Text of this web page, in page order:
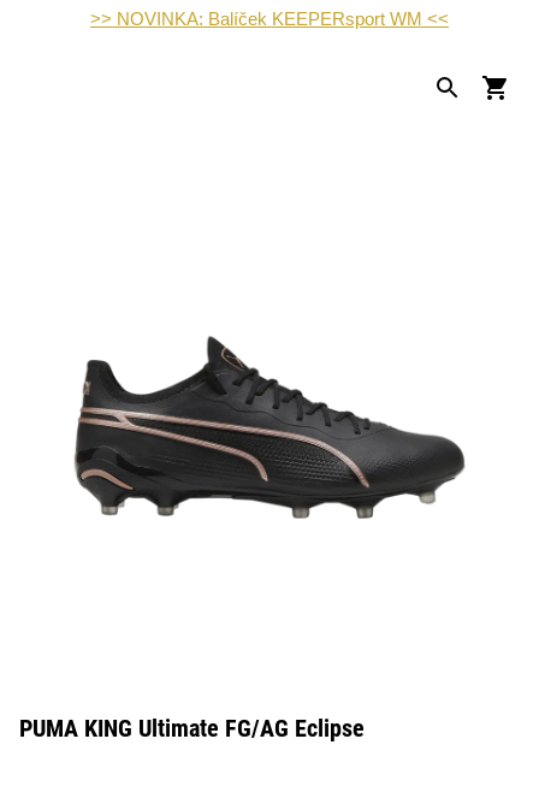
>> NOVINKA: Balíček KEEPERsport WM <<
PUMA KING Ultimate FG/AG Eclipse